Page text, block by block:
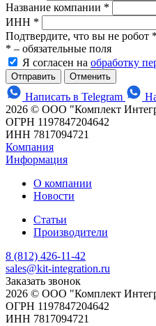
Название компании *
ИНН *
Подтвердите, что вы не робот *
* – обязательные поля
Я согласен на обработку
Отменить
Написать в Telegram
2026 © ООО "Комплект
ОГРН 1197847204642
ИНН 7817094721
Компания
Информация
О компании
Новости
Статьи
Производители
8 (812) 426-11-42
sales@kit-integration.ru
Заказать звонок
2026 © ООО "Комплект
ОГРН 1197847204642
ИНН 7817094721